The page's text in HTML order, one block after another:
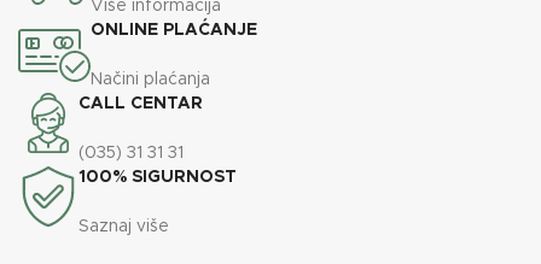
Više informacija
ONLINE PLAĆANJE
Načini plaćanja
CALL CENTAR
(035) 31 31 31
100% SIGURNOST
Saznaj više